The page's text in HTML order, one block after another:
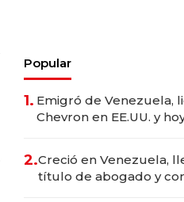
Popular
1. Emigró de Venezuela,
Chevron en EE.UU. y
2.Creció en Venezuela,
título de abogado y